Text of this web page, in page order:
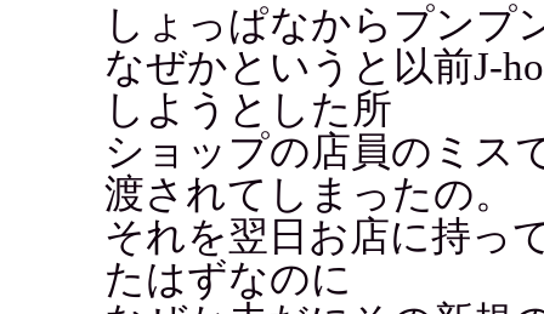
しょっぱなからプンプ
なぜかというと以前J-
しようとした所
ショップの店員のミス
渡されてしまったの。
それを翌日お店に持っ
たはずなのに